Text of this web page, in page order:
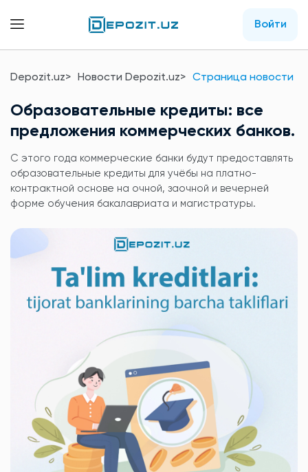
Войти
Depozit.uz Новости Depozit.uz Страница новости
Образовательные кредиты: все
предложения коммерческих банков.
С этого года коммерческие банки будут предоставлять
образовательные кредиты для учёбы на платно-
контрактной основе на очной, заочной и вечерней
форме обучения бакалавриата и магистратуры.